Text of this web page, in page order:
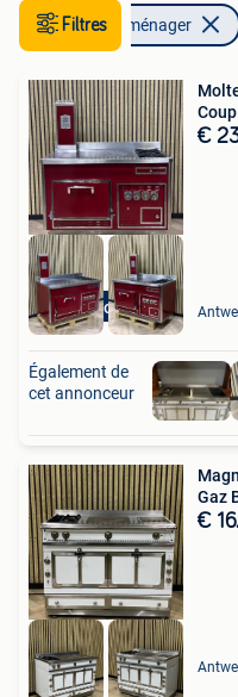
Filtres
Electroménager
Top Fornuis
€
Également de
cet annonceur
Gaz
€